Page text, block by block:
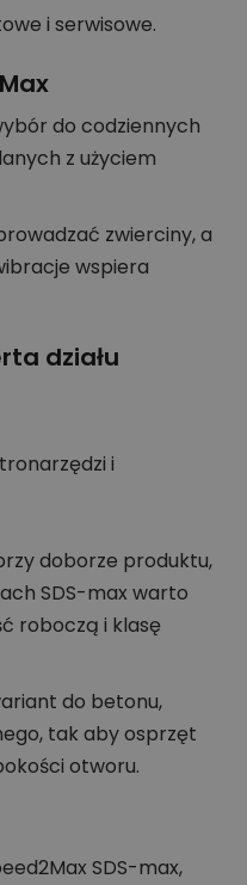
i serwisowe.
do codziennych
z użyciem
zwierciny, a
wspiera
działu
i
doborze produktu,
SDS-max warto
roboczą i klasę
do betonu,
tak aby osprzęt
otworu.
SDS-max,